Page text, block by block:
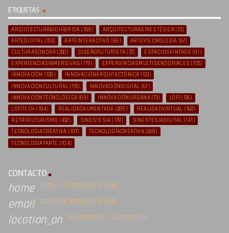
ETIQUETAS
ARQUITECTURABIOHÍBRIDA (169) ARQUITECTURASINESTÉSICA(72)
ARTEDIGITAL(153) ARTEINTERACTIVO (69) ARTEYTECNOLOGÍA (67)
CULTURASONORA (250) DISEÑOFUTURISTA (72) ESPACIOSVINTAGE (91)
EXPERIENCIASINMERSIVAS (119) EXPERIENCIASMULTISENSORIALES (105)
INNOVACIÓN (128) INNOVACIÓNARQUITECTÓNICA (123)
INNOVACIÓNCULTURAL (115) INNOVACIÓNDIGITAL (67)
INNOVACIÓNTECNOLÓGICA (69) INNOVACIÓNURBANA(73) LOFI (126)
LOFITECH (184) REALIDADAUMENTADA (289) REALIDADVIRTUAL (160)
RETROFUTURISMO (432) SINESTESIA (178) SINESTESIADIGITAL (141)
TECNOLOGIACREATIVA (107) TECNOLOGÍACREATIVA(369)
TECNOLOGÍAYARTE (104)
CONTACTO
home https://ritmosfera.club
email admin@ritmosfera.club
location_on Guatemala / Guatemala